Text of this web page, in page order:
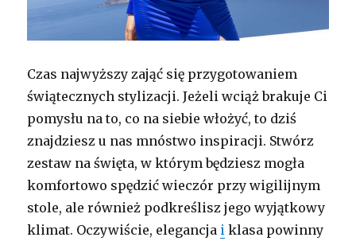
Czas najwyższy zająć się przygotowaniem
świątecznych stylizacji. Jeżeli wciąż brakuje Ci
pomysłu na to, co na siebie włożyć, to dziś
znajdziesz u nas mnóstwo inspiracji. Stwórz
zestaw na święta, w którym będziesz mogła
komfortowo spędzić wieczór przy wigilijnym
stole, ale również podkreślisz jego wyjątkowy
klimat. Oczywiście, elegancja i klasa powinny